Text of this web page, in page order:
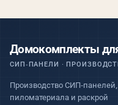
Домокомплекты
СИП-ПАНЕЛИ ·
Производство СИП-
пиломатериала и раскрой